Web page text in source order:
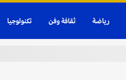
رياضة ثقافة وفن تكنولوجيا